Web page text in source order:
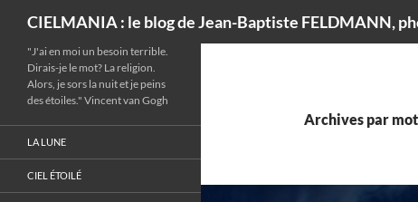
CIELMANIA : le blog de Jean-Baptiste FELDMANN,
Archives par
"J'ai en moi un besoin terrible.
Dirais-je le mot? La religion.
Alors, je sors la nuit et je peins
des étoiles." Vincent van Gogh
LA LUNE
CIEL ÉTOILÉ